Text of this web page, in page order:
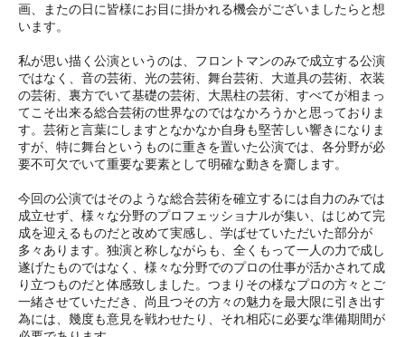
画、またの日に皆様にお目に掛かれる機会がございましたらと想
います。
私が思い描く公演というのは、フロントマンのみで成立する公演
ではなく、音の芸術、光の芸術、舞台芸術、大道具の芸術、衣装
の芸術、裏方でいて基礎の芸術、大黒柱の芸術、すべてが相まっ
てこそ出来る総合芸術の世界なのではなかろうかと思っておりま
す。芸術と言葉にしますとなかなか自身も堅苦しい響きになりま
すが、特に舞台というものに重きを置いた公演では、各分野が必
要不可欠でいて重要な要素として明確な動きを齎します。
今回の公演ではそのような総合芸術を確立するには自力のみでは
成立せず、様々な分野のプロフェッショナルが集い、はじめて完
成を迎えるものだと改めて実感し、学ばせていただいた部分が
多々あります。独演と称しながらも、全くもって一人の力で成し
遂げたものではなく、様々な分野でのプロの仕事が活かされて成
り立つものだと体感致しました。つまりその様なプロの方々とご
一緒させていただき、尚且つその方々の魅力を最大限に引き出す
為には、幾度も意見を戦わせたり、それ相応に必要な準備期間が